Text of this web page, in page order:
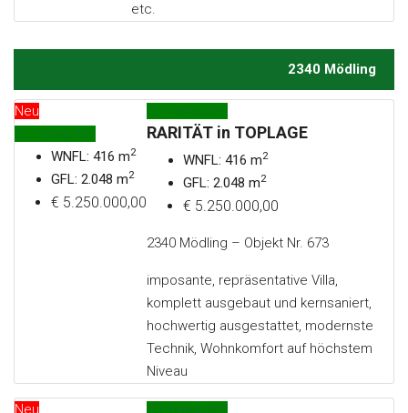
etc.
2340 Mödling
Neu
Zu Verkaufen
WNFL: 416 m2
GFL: 2.048 m2
€ 5.250.000,00
Zu Verkaufen
RARITÄT in TOPLAGE
WNFL: 416 m2
GFL: 2.048 m2
€ 5.250.000,00
2340 Mödling – Objekt Nr. 673
imposante, repräsentative Villa,
komplett ausgebaut und kernsaniert,
hochwertig ausgestattet, modernste
Technik, Wohnkomfort auf höchstem
Niveau
Neu
Zu Verkaufen